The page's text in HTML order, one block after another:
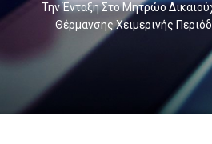
Την Ένταξη Στο Μητρώο
Θέρμανσης Χειμερινής